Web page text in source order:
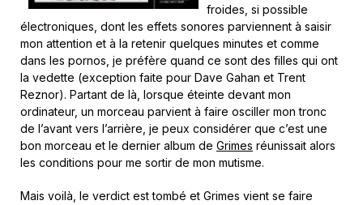
froides, si possible
électroniques, dont les effets sonores parviennent à saisir
mon attention et à la retenir quelques minutes et comme
dans les pornos, je préfère quand ce sont des filles qui ont
la vedette (exception faite pour Dave Gahan et Trent
Reznor). Partant de là, lorsque éteinte devant mon
ordinateur, un morceau parvient à faire osciller mon tronc
de l’avant vers l’arrière, je peux considérer que c’est une
bon morceau et le dernier album de Grimes réunissait alors
les conditions pour me sortir de mon mutisme.
Mais voilà, le verdict est tombé et Grimes vient se faire